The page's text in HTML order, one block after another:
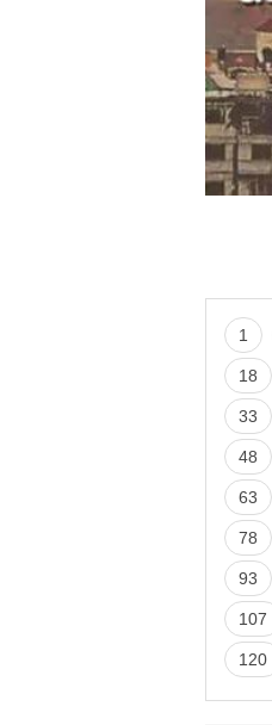
1
18
33
48
63
78
93
107
120